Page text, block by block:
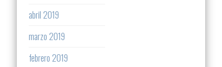
abril 2019
marzo 2019
febrero 2019